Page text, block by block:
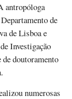
antropóloga
de
de Lisboa e
Investigação
doutoramento
numerosas